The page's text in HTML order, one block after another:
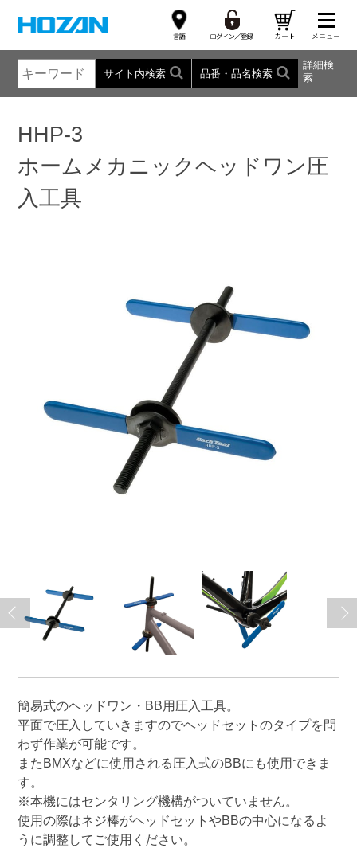
サイト内検索 品番・品名検索
詳細検
索
HHP-3
ホームメカニックヘッドワン圧
入工具
簡易式のヘッドワン・BB用圧入工具。
平面で圧入していきますのでヘッドセットのタイプを問
わず作業が可能です。
またBMXなどに使用される圧入式のBBにも使用できま
す。
※本機にはセンタリング機構がついていません。
使用の際はネジ棒がヘッドセットやBBの中心になるよ
うに調整してご使用ください。